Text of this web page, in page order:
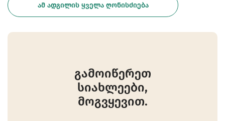
ᲐᲛ ᲐᲓᲒᲘᲚᲘᲡ ᲧᲕᲔᲚᲐ ᲦᲝᲜᲘᲡᲫᲘᲔᲑᲐ
გამოიწერეთ
სიახლეები,
მოგვყევით.